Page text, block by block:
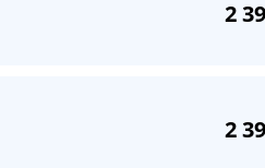
2
2